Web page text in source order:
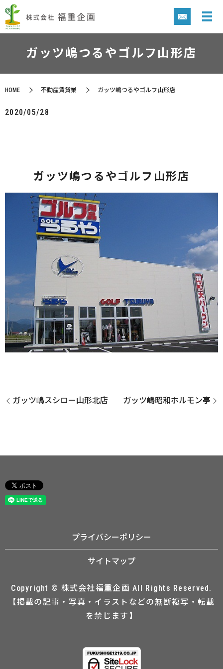
ガッツ嶋つるやゴルフ山形店
HOME 不動産賃貸業 ガッツ嶋つるやゴルフ山形店
2020/05/28
ガッツ嶋つるやゴルフ山形店
ガッツ嶋スシロー山形北店 ガッツ嶋昭和ホルモン亭
プライバシーポリシー
サイトマップ
Copyright © 株式会社福重企画 All Rights Reserved.
【掲載の記事・写真・イラストなどの無断複写・転載
を禁じます】